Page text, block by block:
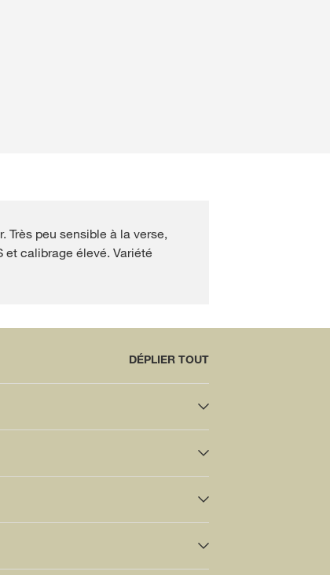
du
Très peu sensible à la verse,
et calibrage élevé. Variété
DÉPLIER TOUT